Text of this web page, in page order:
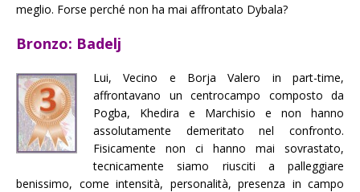
meglio. Forse perché non ha mai affrontato Dybala?
Bronzo: Badelj
Lui, Vecino e Borja Valero in part-time,
affrontavano un centrocampo composto da
Pogba, Khedira e Marchisio e non hanno
assolutamente demeritato nel confronto.
Fisicamente non ci hanno mai sovrastato,
tecnicamente siamo riusciti a palleggiare
benissimo, come intensità, personalità, presenza in campo